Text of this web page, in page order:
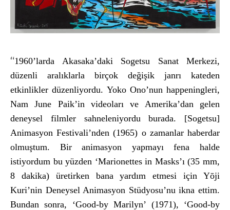
“1960’larda Akasaka’daki Sogetsu Sanat Merkezi,
düzenli aralıklarla birçok değişik janrı kateden
etkinlikler düzenliyordu. Yoko Ono’nun happeningleri,
Nam June Paik’in videoları ve Amerika’dan gelen
deneysel filmler sahneleniyordu burada. [Sogetsu]
Animasyon Festivali’nden (1965) o zamanlar haberdar
olmuştum. Bir animasyon yapmayı fena halde
istiyordum bu yüzden ‘Marionettes in Masks’ı (35 mm,
8 dakika) üretirken bana yardım etmesi için Yōji
Kuri’nin Deneysel Animasyon Stüdyosu’nu ikna ettim.
Bundan sonra, ‘Good-by Marilyn’ (1971), ‘Good-by